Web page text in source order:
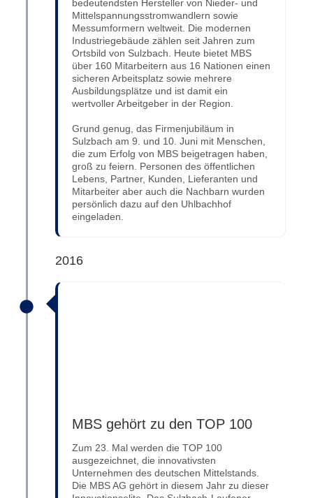
bedeutendsten Hersteller von Nieder- und
Mittelspannungsstromwandlern sowie
Messumformern weltweit. Die modernen
Industriegebäude zählen seit Jahren zum
Ortsbild von Sulzbach. Heute bietet MBS
über 160 Mitarbeitern aus 16 Nationen einen
sicheren Arbeitsplatz sowie mehrere
Ausbildungsplätze und ist damit ein
wertvoller Arbeitgeber in der Region.
Grund genug, das Firmenjubiläum in
Sulzbach am 9. und 10. Juni mit Menschen,
die zum Erfolg von MBS beigetragen haben,
groß zu feiern. Personen des öffentlichen
Lebens, Partner, Kunden, Lieferanten und
Mitarbeiter aber auch die Nachbarn wurden
persönlich dazu auf den Uhlbachhof
eingeladen.
2016
MBS gehört zu den TOP 100
Zum 23. Mal werden die TOP 100
ausgezeichnet, die innovativsten
Unternehmen des deutschen Mittelstands.
Die MBS AG gehört in diesem Jahr zu dieser